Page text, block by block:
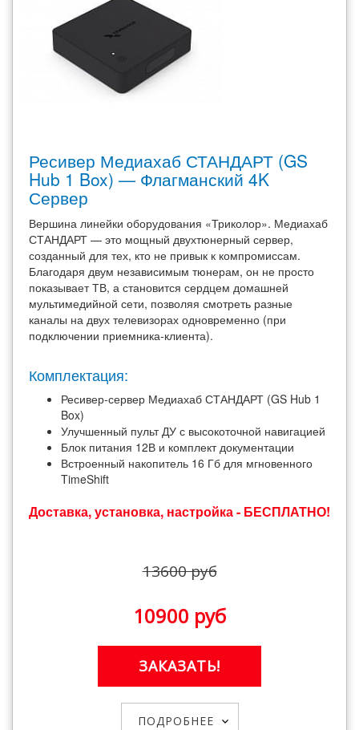
Ресивер Медиахаб СТАНДАРТ (GS
Hub 1 Box) — Флагманский 4K
Сервер
Вершина линейки оборудования «Триколор». Медиахаб
СТАНДАРТ — это мощный двухтюнерный сервер,
созданный для тех, кто не привык к компромиссам.
Благодаря двум независимым тюнерам, он не просто
показывает ТВ, а становится сердцем домашней
мультимедийной сети, позволяя смотреть разные
каналы на двух телевизорах одновременно (при
подключении приемника-клиента).
Комплектация:
Ресивер-сервер Медиахаб СТАНДАРТ (GS Hub 1
Box)
Улучшенный пульт ДУ с высокоточной навигацией
Блок питания 12В и комплект документации
Встроенный накопитель 16 Гб для мгновенного
TimeShift
Доставка, установка, настройка - БЕСПЛАТНО!
13600 руб
10900 руб
ЗАКАЗАТЬ!
ПОДРОБНЕЕ